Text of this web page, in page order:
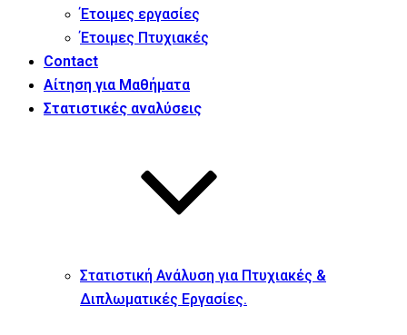
Έτοιμες εργασίες
Έτοιμες Πτυχιακές
Contact
Αίτηση για Μαθήματα
Στατιστικές αναλύσεις
Στατιστική Ανάλυση για Πτυχιακές &
Διπλωματικές Εργασίες.